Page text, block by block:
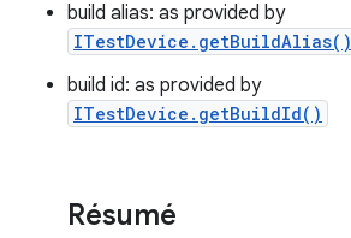
build alias: as provided by
ITestDevice.getBuildAlias()
build id: as provided by
ITestDevice.getBuildId()
Résumé